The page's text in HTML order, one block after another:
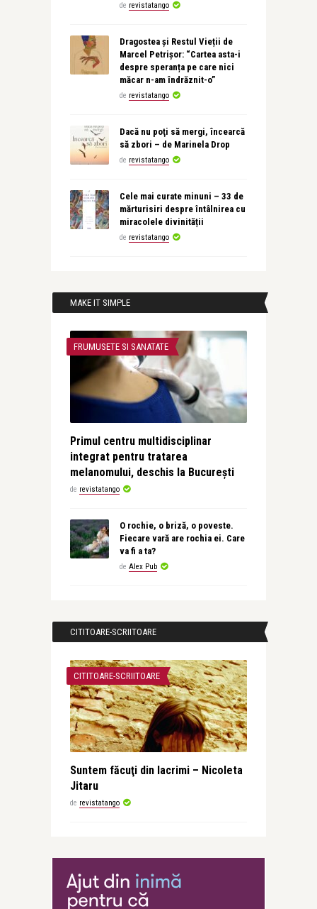
de revistatango
Dragostea și Restul Vieții de
Marcel Petrișor: “Cartea asta-i
despre speranța pe care nici
măcar n-am îndrăznit-o”
de revistatango
Dacă nu poţi să mergi, încearcă
să zbori – de Marinela Drop
de revistatango
Cele mai curate minuni – 33 de
mărturisiri despre întâlnirea cu
miracolele divinității
de revistatango
MAKE IT SIMPLE
FRUMUSETE SI SANATATE
Primul centru multidisciplinar
integrat pentru tratarea
melanomului, deschis la București
de revistatango
O rochie, o briză, o poveste.
Fiecare vară are rochia ei. Care
va fi a ta?
de Alex Pub
CITITOARE-SCRIITOARE
CITITOARE-SCRIITOARE
Suntem făcuţi din lacrimi – Nicoleta
Jitaru
de revistatango